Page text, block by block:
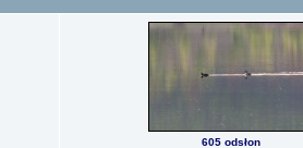
605 odsłon